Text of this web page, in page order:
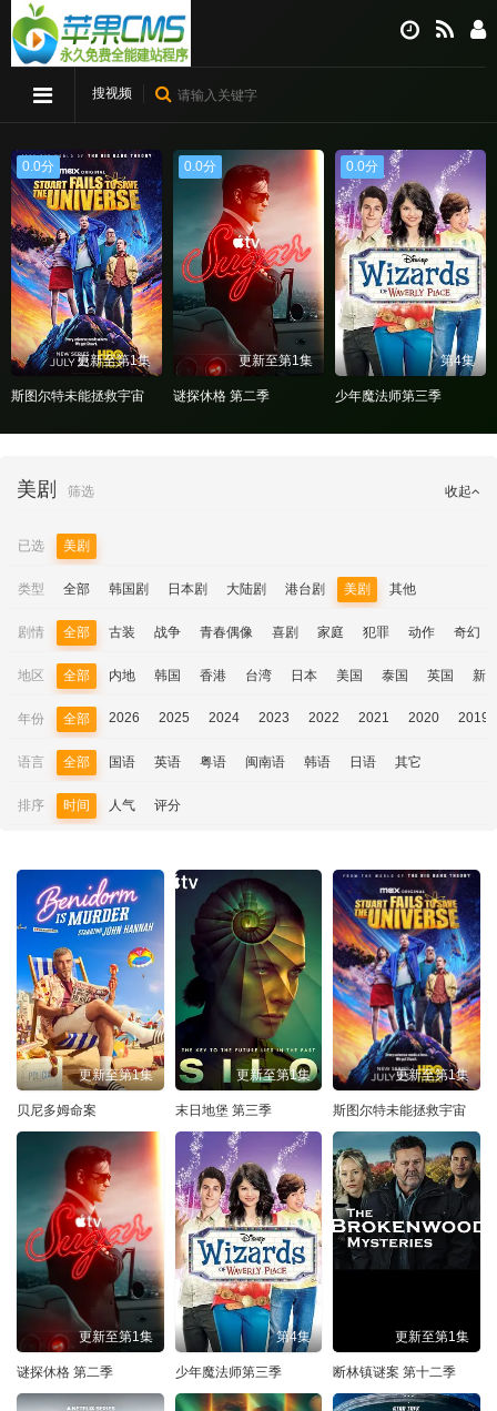
搜视频
0.0分
更新至第1集
谜探休格 第二季
0.0分
第4集
少年魔法师第三季
0.0分
更新至第1集
断林镇谜案 第十二季
收起
美剧 筛选
已选 美剧
类型 全部 韩国剧 日本剧 大陆剧 港台剧 美剧 其他
剧情 全部 古装 战争 青春偶像 喜剧 家庭 犯罪 动作 奇幻
地区 全部 内地 韩国 香港 台湾 日本 美国 泰国 英国 新
年份 全部 2026 2025 2024 2023 2022 2021 2020 2019
语言 全部 国语 英语 粤语 闽南语 韩语 日语 其它
排序 时间 人气 评分
更新至第1集
贝尼多姆命案
更新至第1集
末日地堡 第三季
更新至第1集
斯图尔特未能拯救宇宙
更新至第1集
谜探休格 第二季
第4集
少年魔法师第三季
更新至第1集
断林镇谜案 第十二季